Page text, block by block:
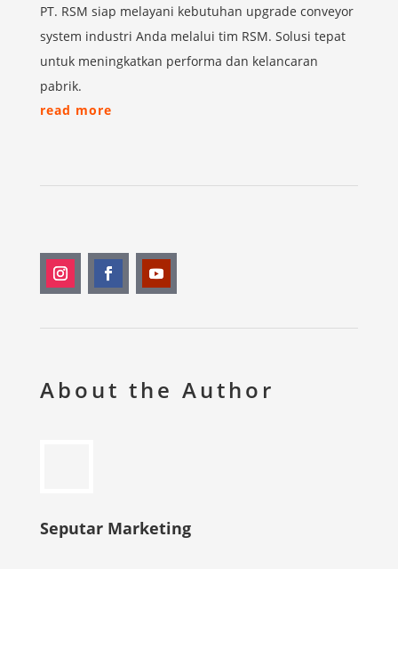
PT. RSM siap melayani kebutuhan upgrade conveyor
system industri Anda melalui tim RSM. Solusi tepat
untuk meningkatkan performa dan kelancaran
pabrik.
read more
About the Author
Seputar Marketing